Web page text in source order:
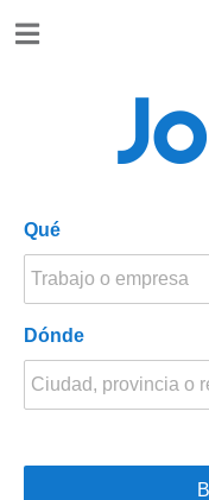
Jobted
Salarios
Qué
Dónde